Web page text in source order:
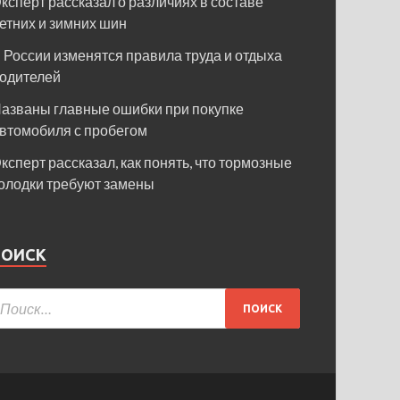
и зимних шин
России изменятся правила труда и отдыха
главные ошибки при покупке
с пробегом
рассказал, как понять, что тормозные
требуют замены